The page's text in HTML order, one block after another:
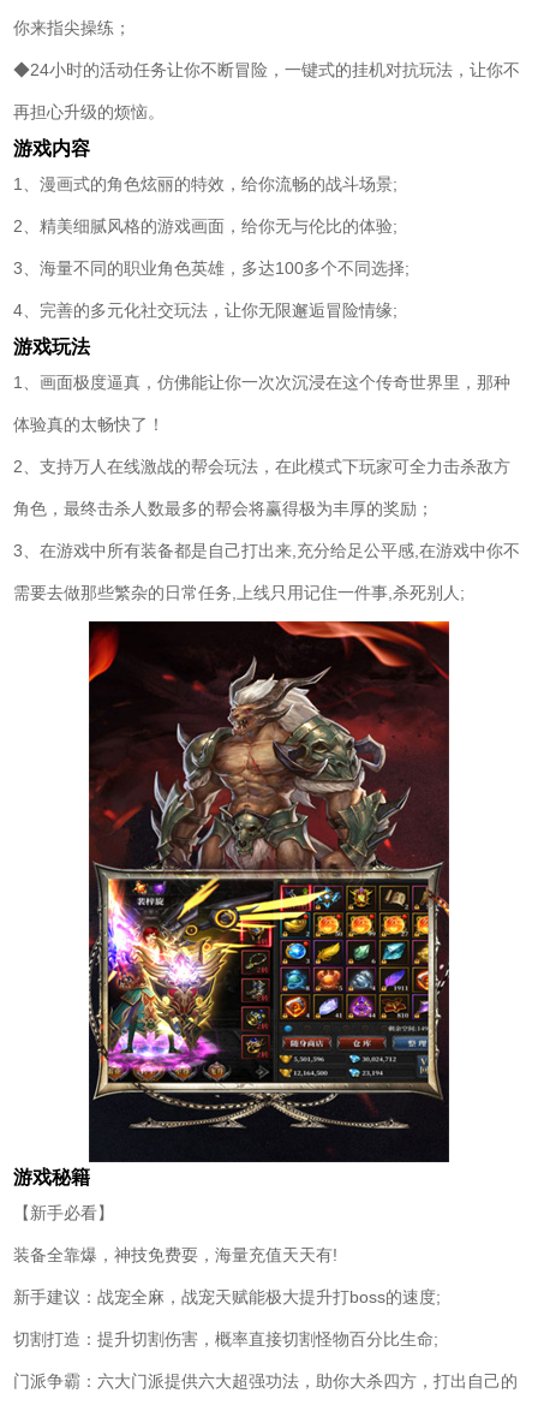
你来指尖操练；
◆24小时的活动任务让你不断冒险，一键式的挂机对抗玩法，让你不
再担心升级的烦恼。
游戏内容
1、漫画式的角色炫丽的特效，给你流畅的战斗场景;
2、精美细腻风格的游戏画面，给你无与伦比的体验;
3、海量不同的职业角色英雄，多达100多个不同选择;
4、完善的多元化社交玩法，让你无限邂逅冒险情缘;
游戏玩法
1、画面极度逼真，仿佛能让你一次次沉浸在这个传奇世界里，那种
体验真的太畅快了！
2、支持万人在线激战的帮会玩法，在此模式下玩家可全力击杀敌方
角色，最终击杀人数最多的帮会将赢得极为丰厚的奖励；
3、在游戏中所有装备都是自己打出来,充分给足公平感,在游戏中你不
需要去做那些繁杂的日常任务,上线只用记住一件事,杀死别人;
游戏秘籍
【新手必看】
装备全靠爆，神技免费耍，海量充值天天有!
新手建议：战宠全麻，战宠天赋能极大提升打boss的速度;
切割打造：提升切割伤害，概率直接切割怪物百分比生命;
门派争霸：六大门派提供六大超强功法，助你大杀四方，打出自己的